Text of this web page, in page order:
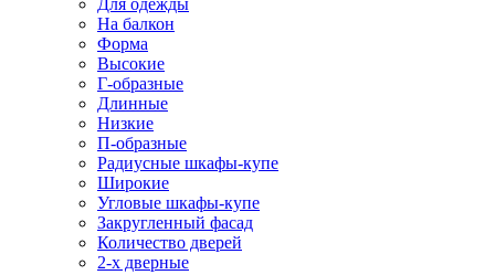
Для одежды
На балкон
Форма
Высокие
Г-образные
Длинные
Низкие
П-образные
Радиусные шкафы-купе
Широкие
Угловые шкафы-купе
Закругленный фасад
Количество дверей
2-х дверные